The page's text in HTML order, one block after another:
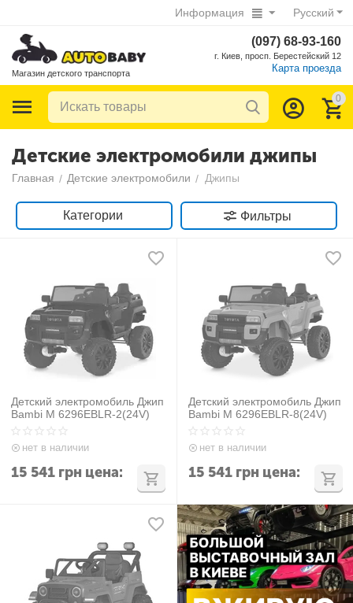
Русский
Информация
Магазин детского транспорта
(097) 68-93-160
г. Киев, просп. Берестейский 12
Карта проезда
0
Детские электромобили джипы
Главная / Детские электромобили / Джипы
Категории Фильтры
Детский электромобиль Джип
Bambi M 6296EBLR-2(24V)
нет в наличии
15 541 грн цена:
Детский электромобиль Джип
Bambi M 6296EBLR-8(24V)
нет в наличии
15 541 грн цена: